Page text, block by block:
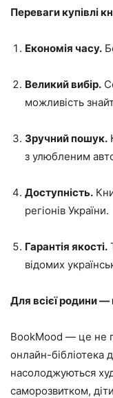
Переваги купівлі
Економія часу.
Великий вибір.
можливість
Зручний пошук.
з улюбленим
Доступність.
регіонів України.
Гарантія якості.
відомих
Для всієї родини —
BookMood — це не
онлайн-бібліотека
насолоджуються
саморозвитком,